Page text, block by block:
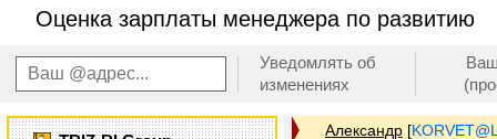
Оценка зарплаты менеджера по развитию
Уведомлять об
изменениях
Александр [